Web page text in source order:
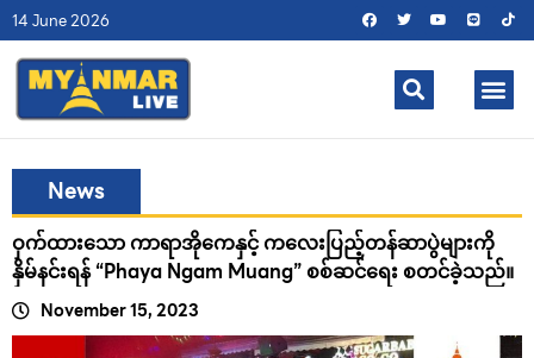
14 June 2026
News
ဝှက်ထားသော ကာရာအိုကေနှင့် ကလေးပြည့်တန်ဆာပွဲများကို
နှိမ်နင်းရန် “Phaya Ngam Muang” စစ်ဆင်ရေး စတင်ခဲ့သည်။
November 15, 2023